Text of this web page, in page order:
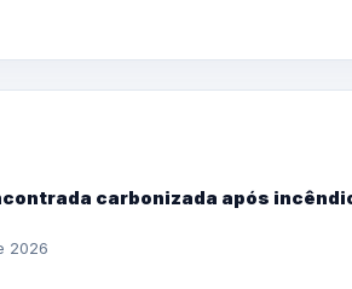
carbonizada após
2026